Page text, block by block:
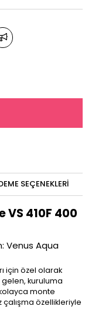
SEÇENEKLERI
410F 400
Venus Aqua
için özel olarak
kuruluma
monte
özellikleriyle